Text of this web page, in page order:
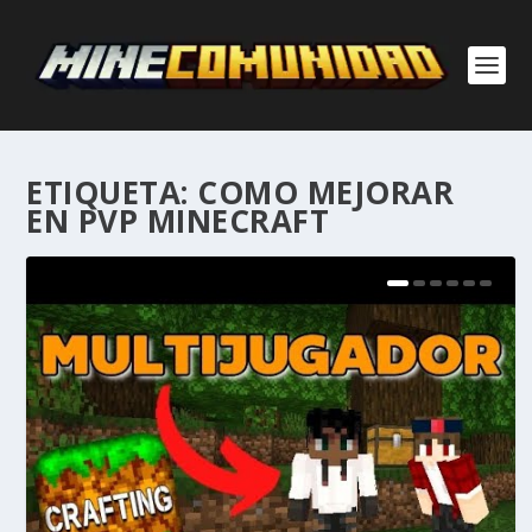
ETIQUETA: COMO MEJORAR
EN PVP MINECRAFT